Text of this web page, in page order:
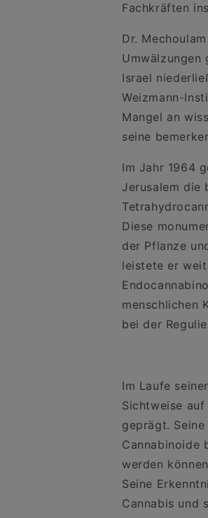
Fachkräften
Dr.
Israel
Weizmann-
Mangel an
seine
Im Jahr 1964
Jerusalem die
Diese
der Pflanze
leistete er
menschlichen
bei der
Im Laufe
Sichtweise
geprägt.
Cannabinoide
werden
Seine
Cannabis und